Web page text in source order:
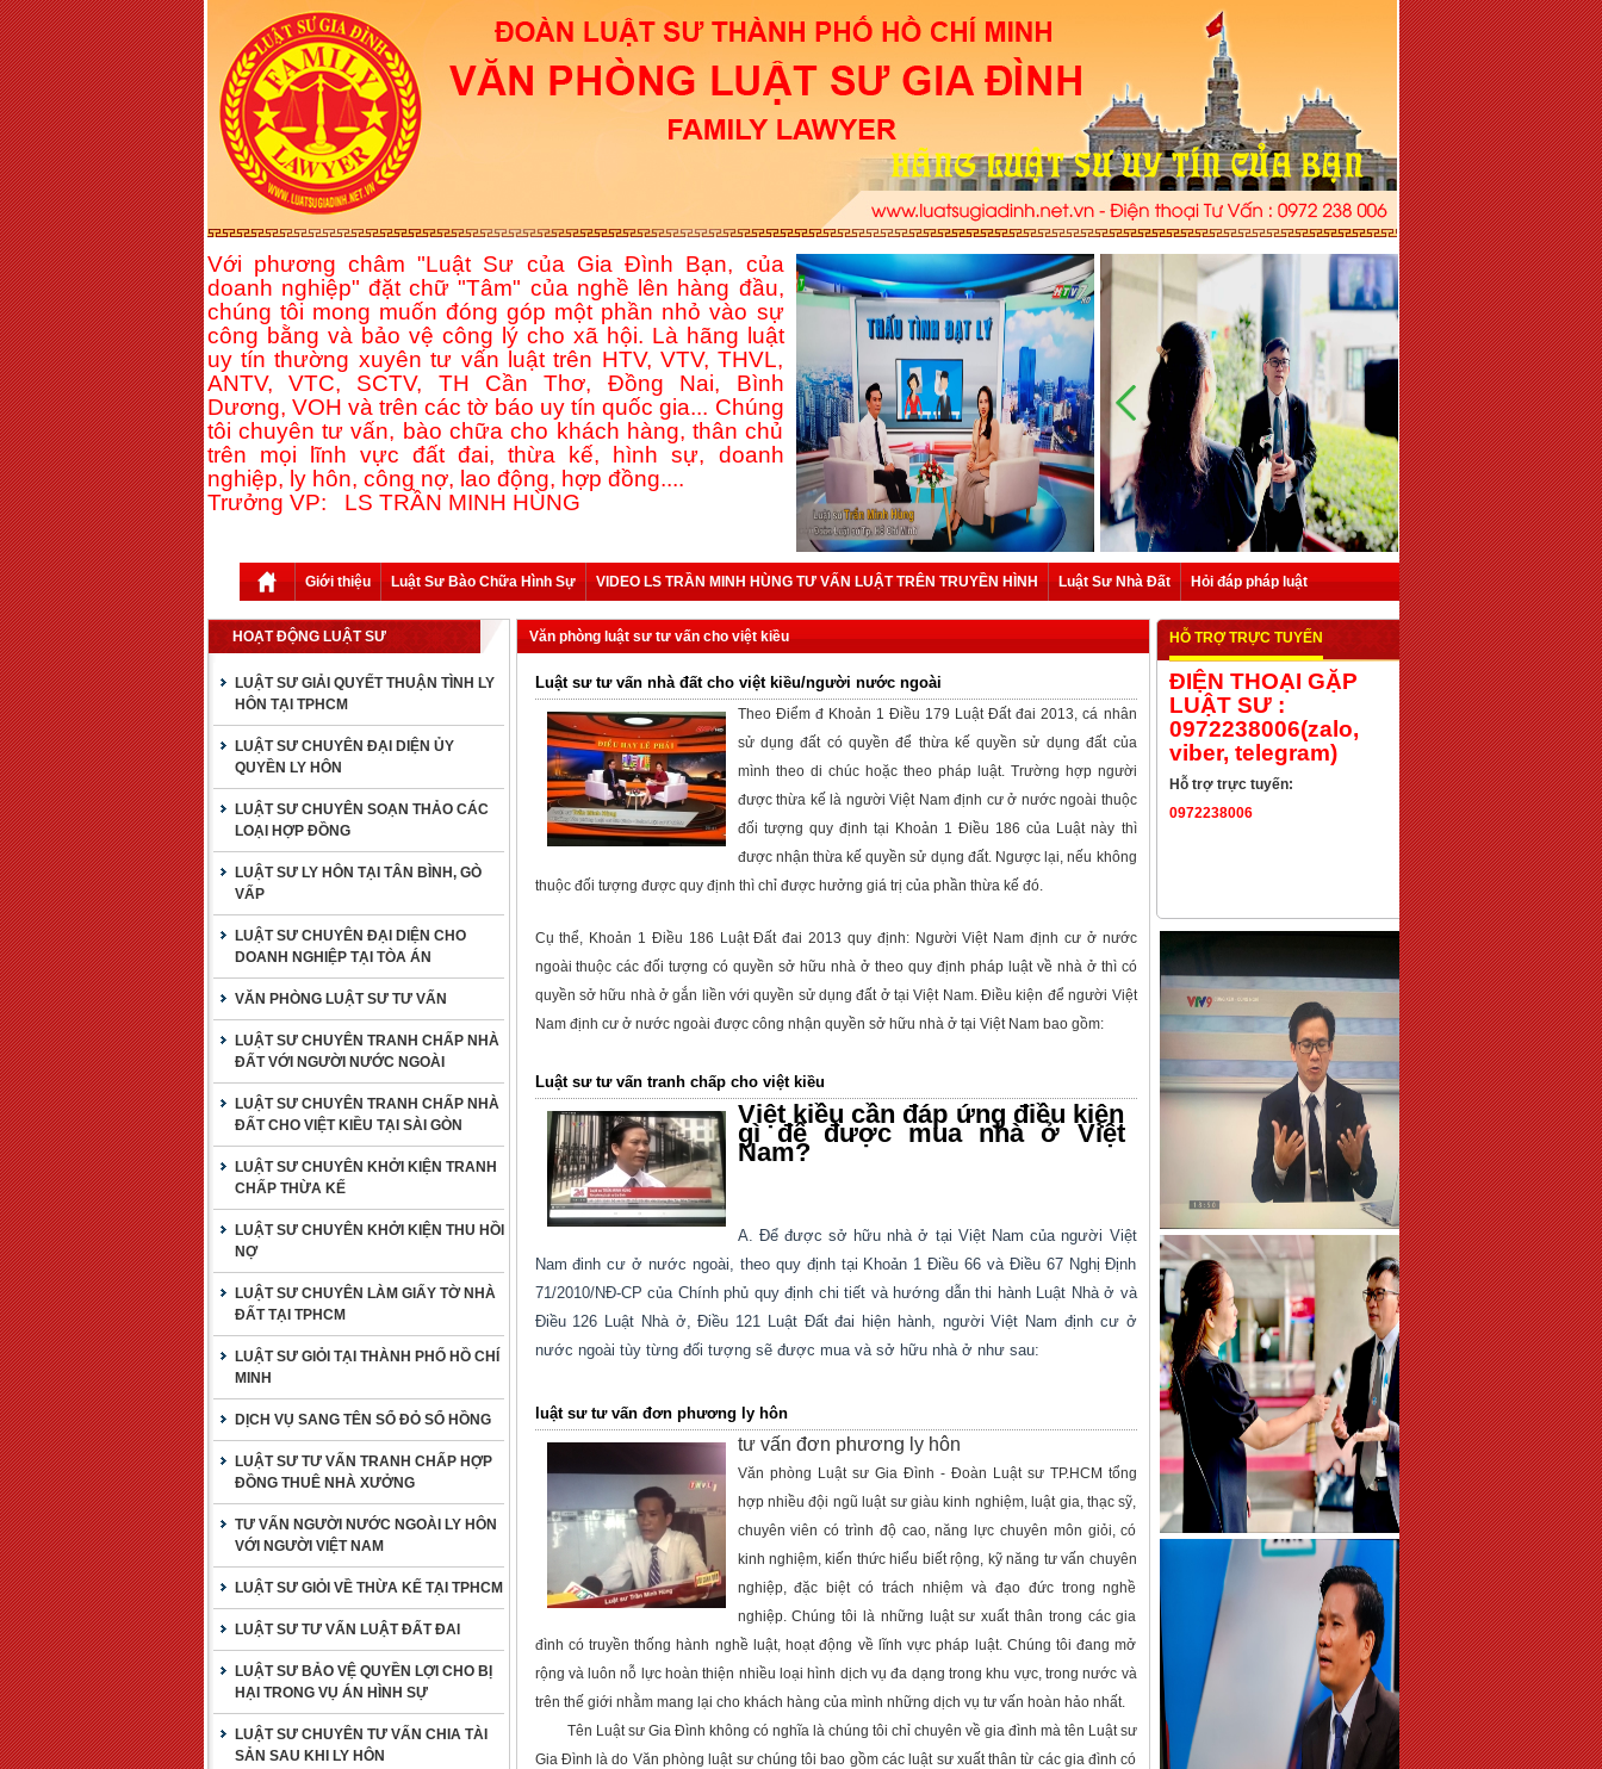
Với phương châm "Luật Sư của Gia Đình Bạn, của
doanh nghiệp" đặt chữ "Tâm" của nghề lên hàng đầu,
chúng tôi mong muốn đóng góp một phần nhỏ vào sự
công bằng và bảo vệ công lý cho xã hội. Là hãng luật
uy tín thường xuyên tư vấn luật trên HTV, VTV, THVL,
ANTV, VTC, SCTV, TH Cần Thơ, Đồng Nai, Bình
Dương, VOH và trên các tờ báo uy tín quốc gia... Chúng
tôi chuyên tư vấn, bào chữa cho khách hàng, thân chủ
trên mọi lĩnh vực đất đai, thừa kế, hình sự, doanh
nghiệp, ly hôn, công nợ, lao động, hợp đồng....
Trưởng VP: LS TRẦN MINH HÙNG
Giới thiệu Luật Sư Bào Chữa Hình Sự VIDEO LS TRẦN MINH HÙNG TƯ VẤN LUẬT TRÊN TRUYỀN HÌNH Luật Sư Nhà Đất Hỏi đáp pháp luật
HOẠT ĐỘNG LUẬT SƯ
LUẬT SƯ GIẢI QUYẾT THUẬN TÌNH LY
HÔN TẠI TPHCM
LUẬT SƯ CHUYÊN ĐẠI DIỆN ỦY
QUYỀN LY HÔN
LUẬT SƯ CHUYÊN SOẠN THẢO CÁC
LOẠI HỢP ĐỒNG
LUẬT SƯ LY HÔN TẠI TÂN BÌNH, GÒ
VẤP
LUẬT SƯ CHUYÊN ĐẠI DIỆN CHO
DOANH NGHIỆP TẠI TÒA ÁN
VĂN PHÒNG LUẬT SƯ TƯ VẤN
LUẬT SƯ CHUYÊN TRANH CHẤP NHÀ
ĐẤT VỚI NGƯỜI NƯỚC NGOÀI
LUẬT SƯ CHUYÊN TRANH CHẤP NHÀ
ĐẤT CHO VIỆT KIỀU TẠI SÀI GÒN
LUẬT SƯ CHUYÊN KHỞI KIỆN TRANH
CHẤP THỪA KẾ
LUẬT SƯ CHUYÊN KHỞI KIỆN THU HỒI
NỢ
LUẬT SƯ CHUYÊN LÀM GIẤY TỜ NHÀ
ĐẤT TẠI TPHCM
LUẬT SƯ GIỎI TẠI THÀNH PHỐ HỒ CHÍ
MINH
DỊCH VỤ SANG TÊN SỔ ĐỎ SỔ HỒNG
LUẬT SƯ TƯ VẤN TRANH CHẤP HỢP
ĐỒNG THUÊ NHÀ XƯỞNG
TƯ VẤN NGƯỜI NƯỚC NGOÀI LY HÔN
VỚI NGƯỜI VIỆT NAM
LUẬT SƯ GIỎI VỀ THỪA KẾ TẠI TPHCM
LUẬT SƯ TƯ VẤN LUẬT ĐẤT ĐAI
LUẬT SƯ BẢO VỆ QUYỀN LỢI CHO BỊ
HẠI TRONG VỤ ÁN HÌNH SỰ
LUẬT SƯ CHUYÊN TƯ VẤN CHIA TÀI
SẢN SAU KHI LY HÔN
Văn phòng luật sư tư vấn cho việt kiều
Luật sư tư vấn nhà đất cho việt kiều/người nước ngoài
Theo Điểm đ Khoản 1 Điều 179 Luật Đất đai 2013, cá nhân
sử dụng đất có quyền để thừa kế quyền sử dụng đất của
mình theo di chúc hoặc theo pháp luật. Trường hợp người
được thừa kế là người Việt Nam định cư ở nước ngoài thuộc
đối tượng quy định tại Khoản 1 Điều 186 của Luật này thì
được nhận thừa kế quyền sử dụng đất. Ngược lại, nếu không
thuộc đối tượng được quy định thì chỉ được hưởng giá trị của phần thừa kế đó.
Cụ thể, Khoản 1 Điều 186 Luật Đất đai 2013 quy định: Người Việt Nam định cư ở nước
ngoài thuộc các đối tượng có quyền sở hữu nhà ở theo quy định pháp luật về nhà ở thì có
quyền sở hữu nhà ở gắn liền với quyền sử dụng đất ở tại Việt Nam. Điều kiện để người Việt
Nam định cư ở nước ngoài được công nhận quyền sở hữu nhà ở tại Việt Nam bao gồm:
Luật sư tư vấn tranh chấp cho việt kiều
Việt kiều cần đáp ứng điều kiện
gì để được mua nhà ở Việt
Nam?
A. Để được sở hữu nhà ở tại Việt Nam của người Việt
Nam đinh cư ở nước ngoài, theo quy định tại Khoản 1 Điều 66 và Điều 67 Nghị Định
71/2010/NĐ-CP của Chính phủ quy định chi tiết và hướng dẫn thi hành Luật Nhà ở và
Điều 126 Luật Nhà ở, Điều 121 Luật Đất đai hiện hành, người Việt Nam định cư ở
nước ngoài tùy từng đối tượng sẽ được mua và sở hữu nhà ở như sau:
luật sư tư vấn đơn phương ly hôn
tư vấn đơn phương ly hôn
Văn phòng Luật sư Gia Đình - Đoàn Luật sư TP.HCM tổng
hợp nhiều đội ngũ luật sư giàu kinh nghiệm, luật gia, thạc sỹ,
chuyên viên có trình độ cao, năng lực chuyên môn giỏi, có
kinh nghiệm, kiến thức hiểu biết rộng, kỹ năng tư vấn chuyên
nghiệp, đặc biệt có trách nhiệm và đạo đức trong nghề
nghiệp. Chúng tôi là những luật sư xuất thân trong các gia
đình có truyền thống hành nghề luật, hoạt động về lĩnh vực pháp luật. Chúng tôi đang mở
rộng và luôn nỗ lực hoàn thiện nhiều loại hình dịch vụ đa dạng trong khu vực, trong nước và
trên thế giới nhằm mang lại cho khách hàng của mình những dịch vụ tư vấn hoàn hảo nhất.
Tên Luật sư Gia Đình không có nghĩa là chúng tôi chỉ chuyên về gia đình mà tên Luật sư
Gia Đình là do Văn phòng luật sư chúng tôi bao gồm các luật sư xuất thân từ các gia đình có
HỖ TRỢ TRỰC TUYẾN
ĐIỆN THOẠI GẶP
LUẬT SƯ :
0972238006(zalo,
viber, telegram)
Hỗ trợ trực tuyến:
0972238006